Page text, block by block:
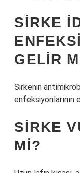
SIRKE
GELIR
Sirkenin
enfeksiyonlarının
SIRKE
MI?